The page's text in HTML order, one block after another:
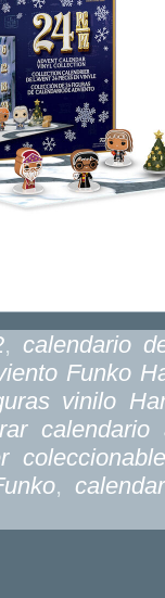
, calendario
Funko
vinilo
,